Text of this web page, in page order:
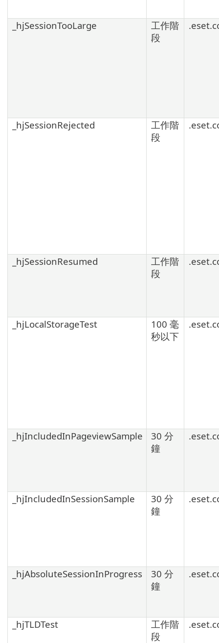
_hjSessionTooLarge
工作階
段
_hjSessionRejected
工作階
段
_hjSessionResumed
工作階
段
_hjLocalStorageTest
100 毫
秒以下
_hjIncludedInPageviewSample
30 分
鐘
_hjIncludedInSessionSample
30 分
鐘
_hjAbsoluteSessionInProgress
30 分
鐘
_hjTLDTest
工作階
段